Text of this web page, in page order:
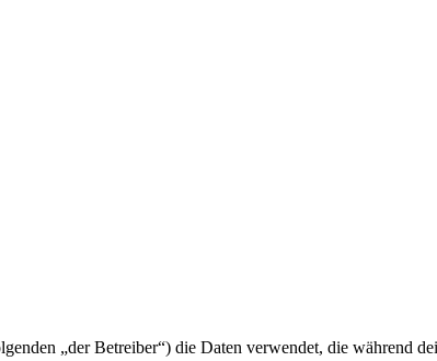
„der Betreiber“) die Daten verwendet, die während